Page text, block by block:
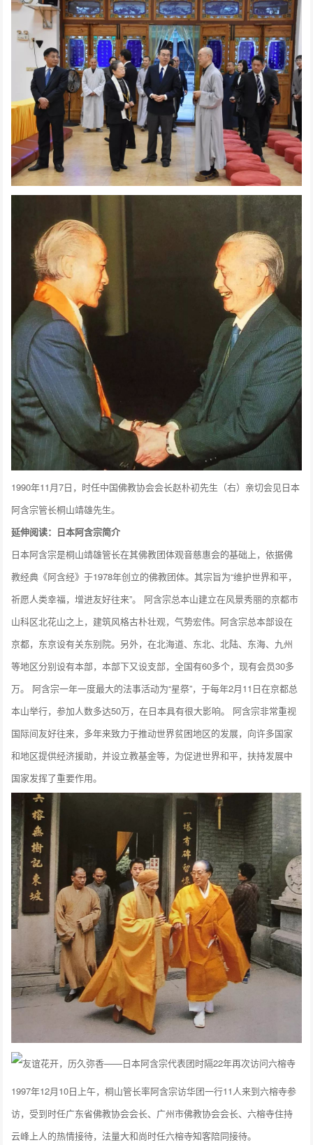
1990年11月7日，时任中国佛教协会会长赵朴初先生（右）亲切会见日本
阿含宗管长桐山靖雄先生。
延伸阅读：日本阿含宗简介
日本阿含宗是桐山靖雄管长在其佛教团体观音慈惠会的基础上，依据佛
教经典《阿含经》于1978年创立的佛教团体。其宗旨为“维护世界和平，
祈愿人类幸福，增进友好往来”。 阿含宗总本山建立在风景秀丽的京都市
山科区北花山之上，建筑风格古朴壮观，气势宏伟。阿含宗总本部设在
京都，东京设有关东别院。另外，在北海道、东北、北陆、东海、九州
等地区分别设有本部，本部下又设支部，全国有60多个，现有会员30多
万。 阿含宗一年一度最大的法事活动为“星祭”，于每年2月11日在京都总
本山举行，参加人数多达50万，在日本具有很大影响。 阿含宗非常重视
国际间友好往来，多年来致力于推动世界贫困地区的发展，向许多国家
和地区提供经济援助，并设立教基金等，为促进世界和平，扶持发展中
国家发挥了重要作用。
1997年12月10日上午，桐山管长率阿含宗访华团一行11人来到六榕寺参
访，受到时任广东省佛教协会会长、广州市佛教协会会长、六榕寺住持
云峰上人的热情接待，法量大和尚时任六榕寺知客陪同接待。